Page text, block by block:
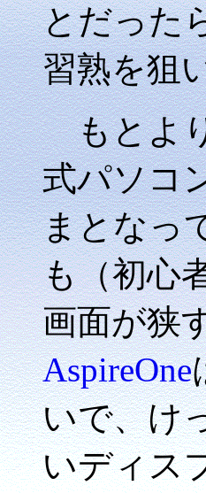
とだった
習熟を狙
もとより
式パソコ
まとなっ
も（初心
画面が狭
AspireOne
いで、け
いディス